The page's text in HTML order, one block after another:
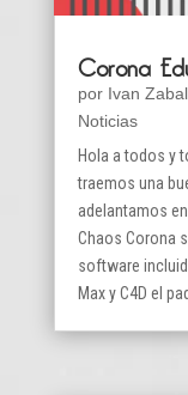
Corona
por Ivan
Noticias
Hola a todos y
traemos una
adelantamos
Chaos Corona
software
Max y C4D el